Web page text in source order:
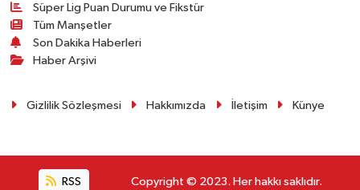
Süper Lig Puan Durumu ve Fikstür
Tüm Manşetler
Son Dakika Haberleri
Haber Arşivi
Gizlilik Sözleşmesi Hakkımızda İletişim Künye
RSS Copyright © 2023. Her hakkı saklıdır.